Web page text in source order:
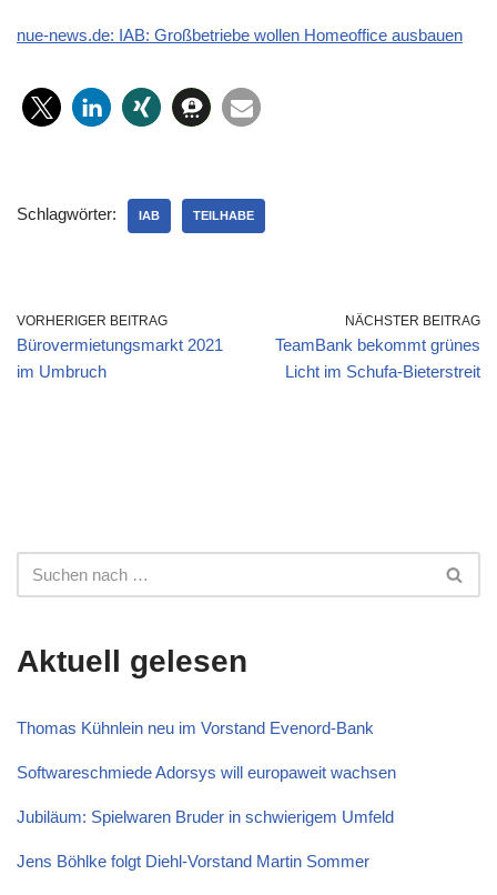
nue-news.de: IAB: Großbetriebe wollen Homeoffice ausbauen
Schlagwörter: IAB TEILHABE
VORHERIGER BEITRAG
Bürovermietungsmarkt 2021
im Umbruch
NÄCHSTER BEITRAG
TeamBank bekommt grünes
Licht im Schufa-Bieterstreit
Aktuell gelesen
Thomas Kühnlein neu im Vorstand Evenord-Bank
Softwareschmiede Adorsys will europaweit wachsen
Jubiläum: Spielwaren Bruder in schwierigem Umfeld
Jens Böhlke folgt Diehl-Vorstand Martin Sommer